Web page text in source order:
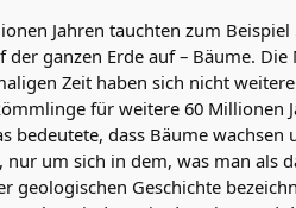
Jahren tauchten zum Beispiel
der ganzen Erde auf – Bäume.
Zeit haben sich nicht
für weitere 60 Millionen
bedeutete, dass Bäume wachsen
um sich in dem, was man als
geologischen Geschichte